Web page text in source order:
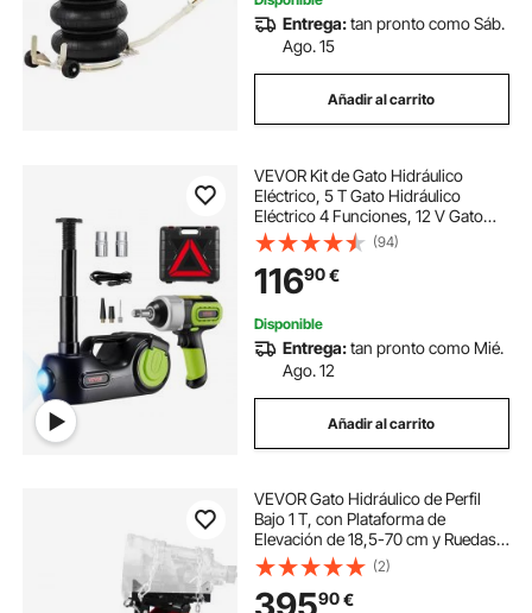
Entrega:tan pronto como Sáb.
Ago. 15
Añadir al carrito
VEVOR Kit de Gato Hidráulico
Eléctrico, 5 T Gato Hidráulico
Eléctrico 4 Funciones, 12 V Gato
Eléctrico para Automóvil Gato
Eléctrico, Gato Eléctrico Hidráulico
para Sedanes SUV o Cualquier
Vehículo
(94)
11690€
Disponible
Entrega:tan pronto como Mié.
Ago. 12
Añadir al carrito
VEVOR Gato Hidráulico de Perfil
Bajo 1 T, con Plataforma de
Elevación de 18,5-70 cm y Ruedas
Giratorias de 360°, Plataforma de
Elevación Resistente para
Garaje/Taller, Rojo, 850 x 490 x 285
(2)
90€